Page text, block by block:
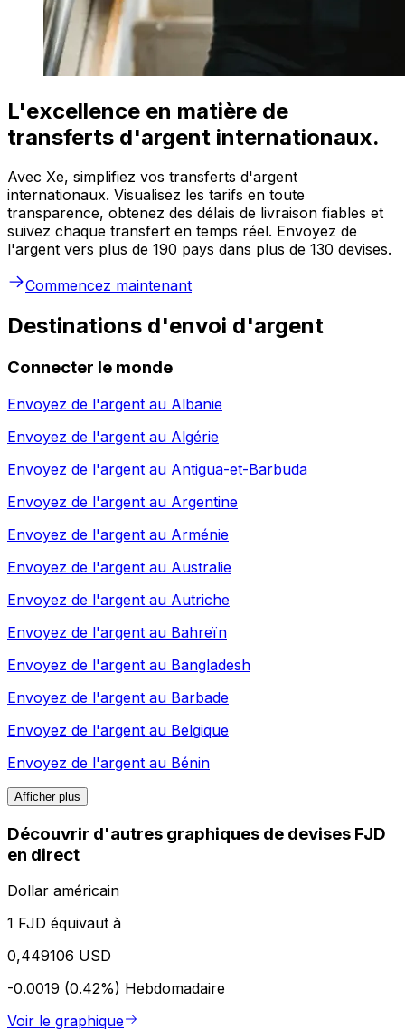
L'excellence en matière de
transferts d'argent internationaux.
Avec Xe, simplifiez vos transferts d'argent
internationaux. Visualisez les tarifs en toute
transparence, obtenez des délais de livraison fiables et
suivez chaque transfert en temps réel. Envoyez de
l'argent vers plus de 190 pays dans plus de 130 devises.
Commencez maintenant
Destinations d'envoi d'argent
Connecter le monde
Envoyez de l'argent au Albanie
Envoyez de l'argent au Algérie
Envoyez de l'argent au Antigua-et-Barbuda
Envoyez de l'argent au Argentine
Envoyez de l'argent au Arménie
Envoyez de l'argent au Australie
Envoyez de l'argent au Autriche
Envoyez de l'argent au Bahreïn
Envoyez de l'argent au Bangladesh
Envoyez de l'argent au Barbade
Envoyez de l'argent au Belgique
Envoyez de l'argent au Bénin
Afficher plus
Découvrir d'autres graphiques de devises FJD
en direct
Dollar américain
1 FJD équivaut à
0,449106 USD
-0.0019 (0.42%) Hebdomadaire
Voir le graphique